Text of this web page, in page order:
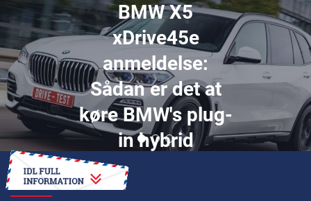
BMW X5
xDrive45e
anmeldelse:
Sådan er det at
køre BMW's plug-
in hybrid
SÅDAN